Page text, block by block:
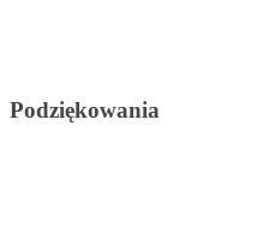
Podziękowania